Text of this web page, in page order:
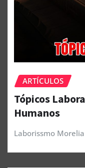
ARTÍCULOS
Tópicos
Humanos
Laborissmo Morelia